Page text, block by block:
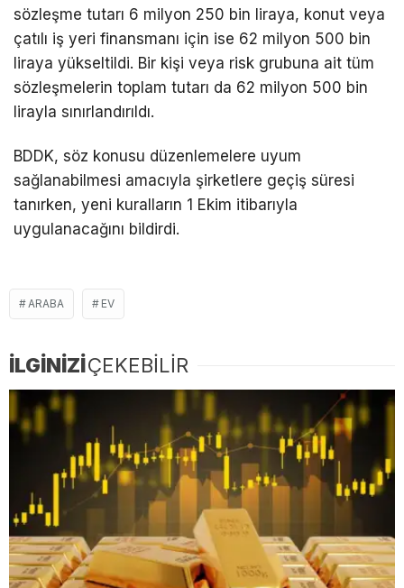
sözleşme tutarı 6 milyon 250 bin liraya, konut veya
çatılı iş yeri finansmanı için ise 62 milyon 500 bin
liraya yükseltildi. Bir kişi veya risk grubuna ait tüm
sözleşmelerin toplam tutarı da 62 milyon 500 bin
lirayla sınırlandırıldı.
BDDK, söz konusu düzenlemelere uyum
sağlanabilmesi amacıyla şirketlere geçiş süresi
tanırken, yeni kuralların 1 Ekim itibarıyla
uygulanacağını bildirdi.
ARABA EV
İLGİNİZİÇEKEBİLİR